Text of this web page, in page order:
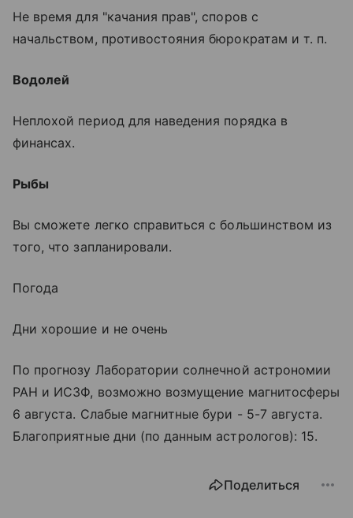
Не время для "качания прав", споров с
начальством, противостояния бюрократам и т. п.
Водолей
Неплохой период для наведения порядка в
финансах.
Рыбы
Вы сможете легко справиться с большинством из
того, что запланировали.
Погода
Дни хорошие и не очень
По прогнозу Лаборатории солнечной астрономии
РАН и ИСЗФ, возможно возмущение магнитосферы
6 августа. Слабые магнитные бури - 5-7 августа.
Благоприятные дни (по данным астрологов): 15.
Поделиться